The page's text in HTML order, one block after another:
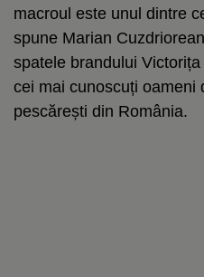
macroul este unul dintre
spune Marian
spatele brandului
cei mai cunoscuți oameni
pescărești din România.